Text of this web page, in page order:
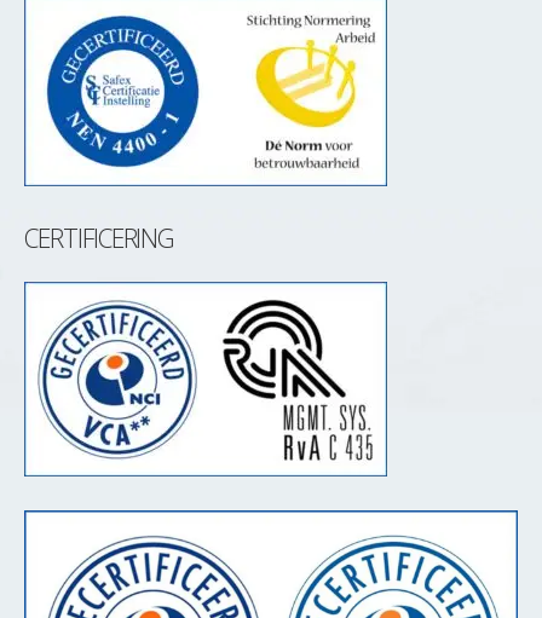
CERTIFICERING